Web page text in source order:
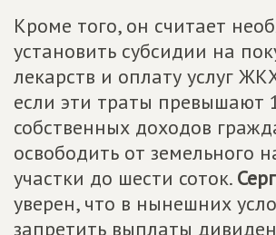
Кроме того, он считает
установить субсидии на
лекарств и оплату услуг
если эти траты превышают
собственных доходов
освободить от земельного
участки до шести соток.
уверен, что в нынешних
запретить выплаты